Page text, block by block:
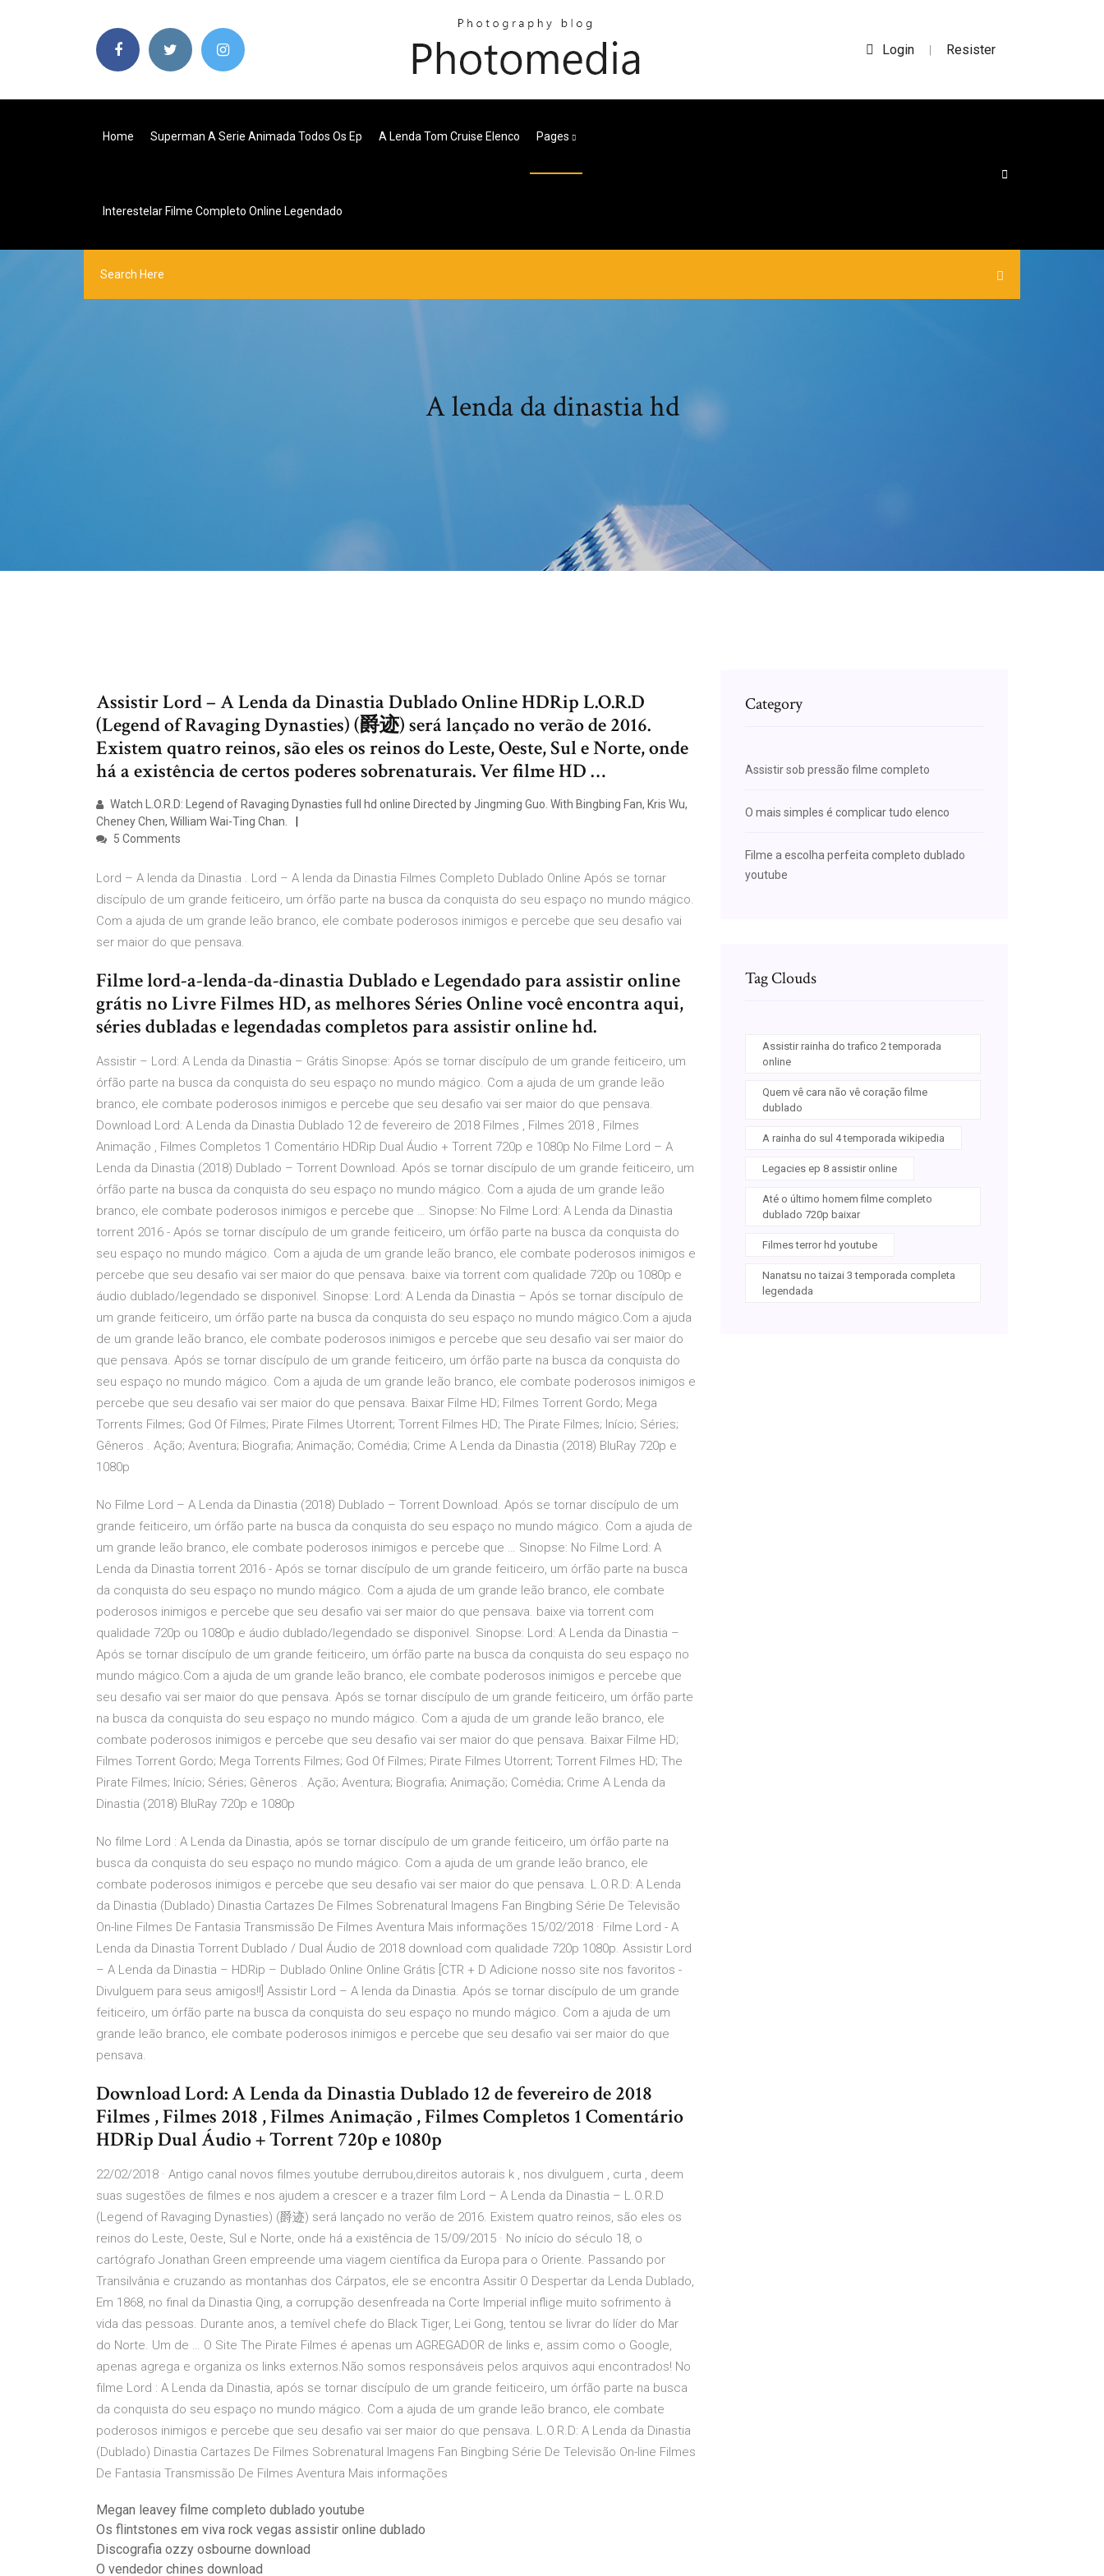
Login | Resister
Home Superman A Serie Animada Todos Os Ep A Lenda Tom Cruise Elenco Pages
Interestelar Filme Completo Online Legendado
A lenda da dinastia hd
Assistir Lord – A Lenda da Dinastia Dublado Online HDRip L.O.R.D
(Legend of Ravaging Dynasties) (爵迹) será lançado no verão de 2016.
Existem quatro reinos, são eles os reinos do Leste, Oeste, Sul e Norte, onde
há a existência de certos poderes sobrenaturais. Ver filme HD …
Watch L.O.R.D: Legend of Ravaging Dynasties full hd online Directed by Jingming Guo. With Bingbing Fan, Kris Wu,
Cheney Chen, William Wai-Ting Chan.
5 Comments
Lord – A lenda da Dinastia . Lord – A lenda da Dinastia Filmes Completo Dublado Online Após se tornar
discípulo de um grande feiticeiro, um órfão parte na busca da conquista do seu espaço no mundo mágico.
Com a ajuda de um grande leão branco, ele combate poderosos inimigos e percebe que seu desafio vai
ser maior do que pensava.
Filme lord-a-lenda-da-dinastia Dublado e Legendado para assistir online
grátis no Livre Filmes HD, as melhores Séries Online você encontra aqui,
séries dubladas e legendadas completos para assistir online hd.
Assistir – Lord: A Lenda da Dinastia – Grátis Sinopse: Após se tornar discípulo de um grande feiticeiro, um
órfão parte na busca da conquista do seu espaço no mundo mágico. Com a ajuda de um grande leão
branco, ele combate poderosos inimigos e percebe que seu desafio vai ser maior do que pensava.
Download Lord: A Lenda da Dinastia Dublado 12 de fevereiro de 2018 Filmes , Filmes 2018 , Filmes
Animação , Filmes Completos 1 Comentário HDRip Dual Áudio + Torrent 720p e 1080p No Filme Lord – A
Lenda da Dinastia (2018) Dublado – Torrent Download. Após se tornar discípulo de um grande feiticeiro, um
órfão parte na busca da conquista do seu espaço no mundo mágico. Com a ajuda de um grande leão
branco, ele combate poderosos inimigos e percebe que … Sinopse: No Filme Lord: A Lenda da Dinastia
torrent 2016 - Após se tornar discípulo de um grande feiticeiro, um órfão parte na busca da conquista do
seu espaço no mundo mágico. Com a ajuda de um grande leão branco, ele combate poderosos inimigos e
percebe que seu desafio vai ser maior do que pensava. baixe via torrent com qualidade 720p ou 1080p e
áudio dublado/legendado se disponivel. Sinopse: Lord: A Lenda da Dinastia – Após se tornar discípulo de
um grande feiticeiro, um órfão parte na busca da conquista do seu espaço no mundo mágico.Com a ajuda
de um grande leão branco, ele combate poderosos inimigos e percebe que seu desafio vai ser maior do
que pensava. Após se tornar discípulo de um grande feiticeiro, um órfão parte na busca da conquista do
seu espaço no mundo mágico. Com a ajuda de um grande leão branco, ele combate poderosos inimigos e
percebe que seu desafio vai ser maior do que pensava. Baixar Filme HD; Filmes Torrent Gordo; Mega
Torrents Filmes; God Of Filmes; Pirate Filmes Utorrent; Torrent Filmes HD; The Pirate Filmes; Início; Séries;
Gêneros . Ação; Aventura; Biografia; Animação; Comédia; Crime A Lenda da Dinastia (2018) BluRay 720p e
1080p
No Filme Lord – A Lenda da Dinastia (2018) Dublado – Torrent Download. Após se tornar discípulo de um
grande feiticeiro, um órfão parte na busca da conquista do seu espaço no mundo mágico. Com a ajuda de
um grande leão branco, ele combate poderosos inimigos e percebe que … Sinopse: No Filme Lord: A
Lenda da Dinastia torrent 2016 - Após se tornar discípulo de um grande feiticeiro, um órfão parte na busca
da conquista do seu espaço no mundo mágico. Com a ajuda de um grande leão branco, ele combate
poderosos inimigos e percebe que seu desafio vai ser maior do que pensava. baixe via torrent com
qualidade 720p ou 1080p e áudio dublado/legendado se disponivel. Sinopse: Lord: A Lenda da Dinastia –
Após se tornar discípulo de um grande feiticeiro, um órfão parte na busca da conquista do seu espaço no
mundo mágico.Com a ajuda de um grande leão branco, ele combate poderosos inimigos e percebe que
seu desafio vai ser maior do que pensava. Após se tornar discípulo de um grande feiticeiro, um órfão parte
na busca da conquista do seu espaço no mundo mágico. Com a ajuda de um grande leão branco, ele
combate poderosos inimigos e percebe que seu desafio vai ser maior do que pensava. Baixar Filme HD;
Filmes Torrent Gordo; Mega Torrents Filmes; God Of Filmes; Pirate Filmes Utorrent; Torrent Filmes HD; The
Pirate Filmes; Início; Séries; Gêneros . Ação; Aventura; Biografia; Animação; Comédia; Crime A Lenda da
Dinastia (2018) BluRay 720p e 1080p
No filme Lord : A Lenda da Dinastia, após se tornar discípulo de um grande feiticeiro, um órfão parte na
busca da conquista do seu espaço no mundo mágico. Com a ajuda de um grande leão branco, ele
combate poderosos inimigos e percebe que seu desafio vai ser maior do que pensava. L.O.R.D: A Lenda
da Dinastia (Dublado) Dinastia Cartazes De Filmes Sobrenatural Imagens Fan Bingbing Série De Televisão
On-line Filmes De Fantasia Transmissão De Filmes Aventura Mais informações 15/02/2018 · Filme Lord - A
Lenda da Dinastia Torrent Dublado / Dual Áudio de 2018 download com qualidade 720p 1080p. Assistir Lord
– A Lenda da Dinastia – HDRip – Dublado Online Online Grátis [CTR + D Adicione nosso site nos favoritos -
Divulguem para seus amigos!!] Assistir Lord – A lenda da Dinastia. Após se tornar discípulo de um grande
feiticeiro, um órfão parte na busca da conquista do seu espaço no mundo mágico. Com a ajuda de um
grande leão branco, ele combate poderosos inimigos e percebe que seu desafio vai ser maior do que
pensava.
Download Lord: A Lenda da Dinastia Dublado 12 de fevereiro de 2018
Filmes , Filmes 2018 , Filmes Animação , Filmes Completos 1 Comentário
HDRip Dual Áudio + Torrent 720p e 1080p
22/02/2018 · Antigo canal novos filmes.youtube derrubou,direitos autorais k , nos divulguem , curta , deem
suas sugestões de filmes e nos ajudem a crescer e a trazer film Lord – A Lenda da Dinastia – L.O.R.D
(Legend of Ravaging Dynasties) (爵迹) será lançado no verão de 2016. Existem quatro reinos, são eles os
reinos do Leste, Oeste, Sul e Norte, onde há a existência de 15/09/2015 · No início do século 18, o
cartógrafo Jonathan Green empreende uma viagem científica da Europa para o Oriente. Passando por
Transilvânia e cruzando as montanhas dos Cárpatos, ele se encontra Assitir O Despertar da Lenda Dublado,
Em 1868, no final da Dinastia Qing, a corrupção desenfreada na Corte Imperial inflige muito sofrimento à
vida das pessoas. Durante anos, a temível chefe do Black Tiger, Lei Gong, tentou se livrar do líder do Mar
do Norte. Um de … O Site The Pirate Filmes é apenas um AGREGADOR de links e, assim como o Google,
apenas agrega e organiza os links externos.Não somos responsáveis pelos arquivos aqui encontrados! No
filme Lord : A Lenda da Dinastia, após se tornar discípulo de um grande feiticeiro, um órfão parte na busca
da conquista do seu espaço no mundo mágico. Com a ajuda de um grande leão branco, ele combate
poderosos inimigos e percebe que seu desafio vai ser maior do que pensava. L.O.R.D: A Lenda da Dinastia
(Dublado) Dinastia Cartazes De Filmes Sobrenatural Imagens Fan Bingbing Série De Televisão On-line Filmes
De Fantasia Transmissão De Filmes Aventura Mais informações
Megan leavey filme completo dublado youtube
Os flintstones em viva rock vegas assistir online dublado
Discografia ozzy osbourne download
O vendedor chines download
Category
Assistir sob pressão filme completo
O mais simples é complicar tudo elenco
Filme a escolha perfeita completo dublado
youtube
Tag Clouds
Assistir rainha do trafico 2 temporada
online
Quem vê cara não vê coração filme
dublado
A rainha do sul 4 temporada wikipedia
Legacies ep 8 assistir online
Até o último homem filme completo
dublado 720p baixar
Filmes terror hd youtube
Nanatsu no taizai 3 temporada completa
legendada